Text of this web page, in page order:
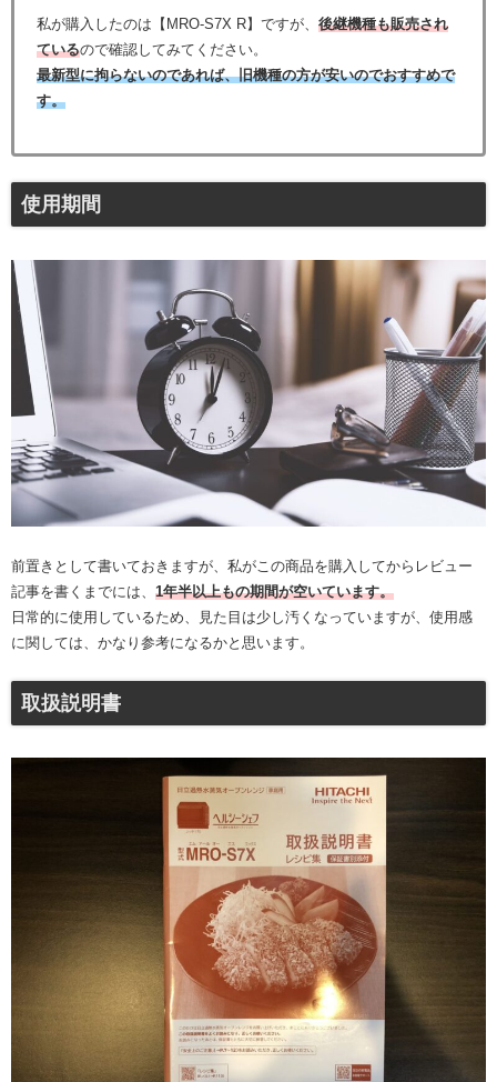
私が購入したのは【MRO-S7X R】ですが、 後継機種も販売され
ているので確認してみてください。
最新型に拘らないのであれば、旧機種の方が安いのでおすすめで
す。
使用期間
前置きとして書いておきますが、私がこの商品を購入してからレビュー
記事を書くまでには、 1年半以上もの期間が空いています。
日常的に使用しているため、見た目は少し汚くなっていますが、使用感
に関しては、かなり参考になるかと思います。
取扱説明書